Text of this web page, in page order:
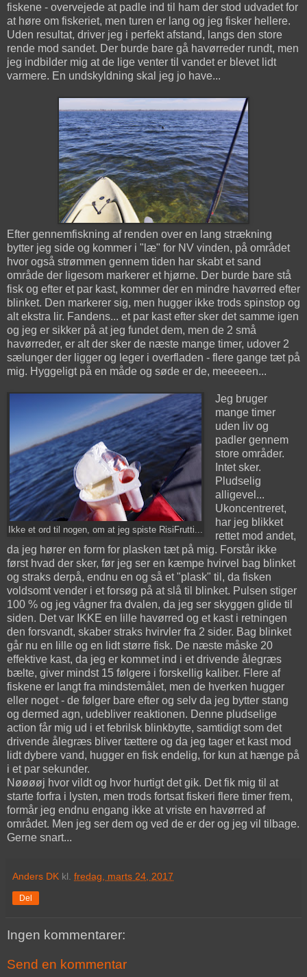
fiskene - overvejede at padle ind til ham der stod udvadet for
at høre om fiskeriet, men turen er lang og jeg fisker hellere.
Uden resultat, driver jeg i perfekt afstand, langs den store
rende mod sandet. Der burde bare gå havørreder rundt, men
jeg indbilder mig at de lige venter til vandet er blevet lidt
varmere. En undskyldning skal jeg jo have...
Efter gennemfiskning af renden over en lang strækning
bytter jeg side og kommer i "læ" for NV vinden, på området
hvor også strømmen gennem tiden har skabt et sand
område der ligesom markerer et hjørne. Der burde bare stå
fisk og efter et par kast, kommer der en mindre havørred efter
blinket. Den markerer sig, men hugger ikke trods spinstop og
alt ekstra lir. Fandens... et par kast efter sker det samme igen
og jeg er sikker på at jeg fundet dem, men de 2 små
havørreder, er alt der sker de næste mange timer, udover 2
sælunger der ligger og leger i overfladen - flere gange tæt på
mig. Hyggeligt på en måde og søde er de, meeeeen...
Ikke et ord til nogen, om at jeg spiste RisiFrutti...
Jeg bruger
mange timer
uden liv og
padler gennem
store områder.
Intet sker.
Pludselig
alligevel...
Ukoncentreret,
har jeg blikket
rettet mod andet,
da jeg hører en form for plasken tæt på mig. Forstår ikke
først hvad der sker, før jeg ser en kæmpe hvirvel bag blinket
og straks derpå, endnu en og så et "plask" til, da fisken
voldsomt vender i et forsøg på at slå til blinket. Pulsen stiger
100 % og jeg vågner fra dvalen, da jeg ser skyggen glide til
siden. Det var IKKE en lille havørred og et kast i retningen
den forsvandt, skaber straks hvirvler fra 2 sider. Bag blinket
går nu en lille og en lidt større fisk. De næste måske 20
effektive kast, da jeg er kommet ind i et drivende ålegræs
bælte, giver mindst 15 følgere i forskellig kaliber. Flere af
fiskene er langt fra mindstemålet, men de hverken hugger
eller noget - de følger bare efter og selv da jeg bytter stang
og dermed agn, udebliver reaktionen. Denne pludselige
action får mig ud i et febrilsk blinkbytte, samtidigt som det
drivende ålegræs bliver tættere og da jeg tager et kast mod
lidt dybere vand, hugger en fisk endelig, for kun at hænge på
i et par sekunder.
Nøøøøj hvor vildt og hvor hurtigt det gik. Det fik mig til at
starte forfra i lysten, men trods fortsat fiskeri flere timer frem,
formår jeg endnu engang ikke at vriste en havørred af
området. Men jeg ser dem og ved de er der og jeg vil tilbage.
Gerne snart...
Anders DK kl. fredag, marts 24, 2017
Del
Ingen kommentarer:
Send en kommentar